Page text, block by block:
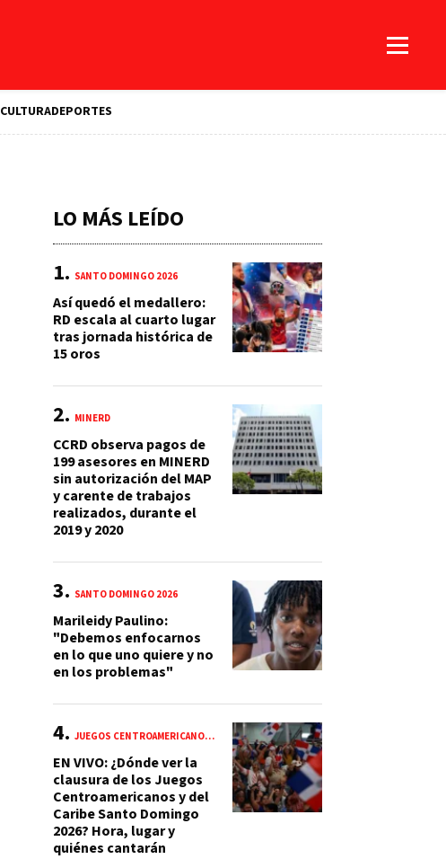
CULTURADEPORTES
LO MÁS LEÍDO
SANTO DOMINGO 2026
Así quedó el medallero:
RD escala al cuarto lugar
tras jornada histórica de
15 oros
MINERD
CCRD observa pagos de
199 asesores en MINERD
sin autorización del MAP
y carente de trabajos
realizados, durante el
2019 y 2020
SANTO DOMINGO 2026
Marileidy Paulino:
"Debemos enfocarnos
en lo que uno quiere y no
en los problemas"
JUEGOS CENTROAMERICANOS Y DEL CARIBE 2026
EN VIVO: ¿Dónde ver la
clausura de los Juegos
Centroamericanos y del
Caribe Santo Domingo
2026? Hora, lugar y
quiénes cantarán